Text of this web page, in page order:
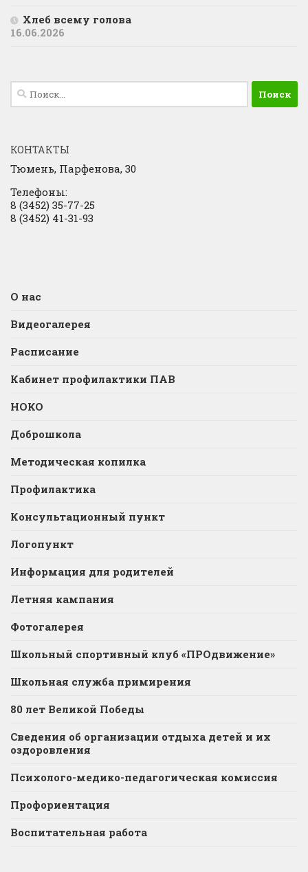
Хлеб всему голова
16.06.2026
Найти:
КОНТАКТЫ
Тюмень, Парфенова, 30
Телефоны:
8 (3452) 35-77-25
8 (3452) 41-31-93
О нас
Видеогалерея
Расписание
Кабинет профилактики ПАВ
НОКО
Доброшкола
Методическая копилка
Профилактика
Консультационный пункт
Логопункт
Информация для родителей
Летняя кампания
Фотогалерея
Школьный спортивный клуб «ПРОдвижение»
Школьная служба примирения
80 лет Великой Победы
Сведения об организации отдыха детей и их
оздоровления
Психолого-медико-педагогическая комиссия
Профориентация
Воспитательная работа